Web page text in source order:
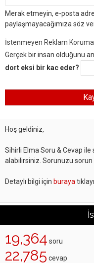
Merak etmeyin, e-posta
paylaşmayacağımıza söz
İstenmeyen Reklam
Gerçek bir insan olduğunu
dort eksi bir kac eder?
Hoş geldiniz,
Sihirli Elma Soru & Cevap ile
alabilirsiniz. Sorunuzu sorun
Detaylı bilgi için buraya
19,364 soru
22,785 cevap